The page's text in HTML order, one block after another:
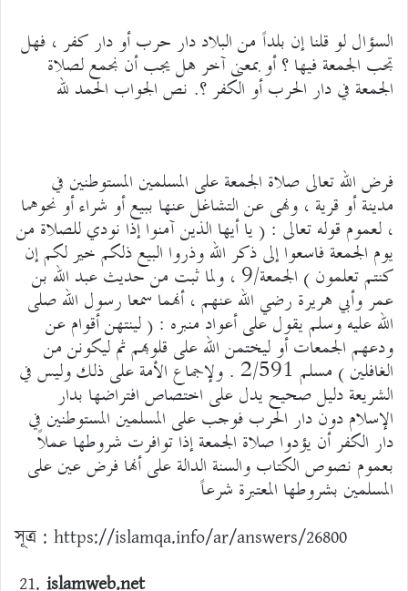
السؤال لو قلنا إن بلداً من البلاد دار حرب أو دار كفر ، فهل
تجب الجمعة فيها ؟ أو بمعنى آخر هل يجب أن نجمع لصلاة
الجمعة في دار الحرب أو الكفر ؟. نص الجواب الحمد لله
فرض الله تعالى صلاة الجمعة على المسلمين المستوطنين في
مدينة أو قرية ، ونهى عن التشاغل عنها ببيع أو شراء أو نحوهما
، لعموم قوله تعالى : ( يا أيها الذين آمنوا إذا نودي للصلاة من
يوم الجمعة فاسعوا إلى ذكر الله وذروا البيع ذلكم خير لكم إن
كنتم تعلمون ) الجمعة/9 ، ولما ثبت من حديث عبد الله بن
عمر وأبي هريرة رضي الله عنهم ، أنهما سمعا رسول الله صلى
الله عليه وسلم يقول على أعواد منبره : ( لينتهن أقوام عن
ودعهم الجمعات أو ليختمن الله على قلوبهم ثم ليكونن من
الغافلين ) مسلم 2/591 . ولإجماع الأمة على ذلك وليس في
الشريعة دليل صحيح يدل على اختصاص افتراضها بدار
الإسلام دون دار الحرب فوجب على المسلمين المستوطنين في
دار الكفر أن يؤدوا صلاة الجمعة إذا توافرت شروطها عملاً
بعموم نصوص الكتاب والسنة الدالة على أنها فرض عين على
المسلمين بشروطها المعتبرة شرعاً
সূত্র : https://islamqa.info/ar/answers/26800
islamweb.net